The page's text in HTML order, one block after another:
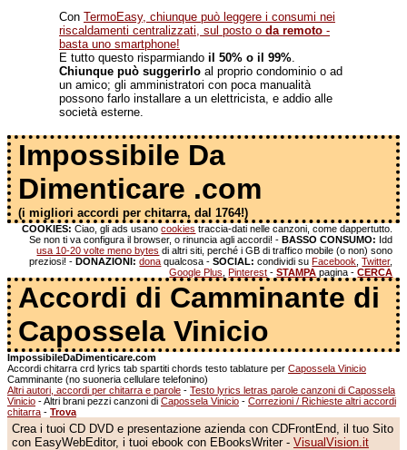
Con TermoEasy, chiunque può leggere i consumi nei
riscaldamenti centralizzati, sul posto o da remoto -
basta uno smartphone!
E tutto questo risparmiando il 50% o il 99%.
Chiunque può suggerirlo al proprio condominio o ad
un amico; gli amministratori con poca manualità
possono farlo installare a un elettricista, e addio alle
società esterne.
Impossibile Da
Dimenticare .com
(i migliori accordi per chitarra, dal 1764!)
COOKIES: Ciao, gli ads usanocookies traccia-dati nelle canzoni, come dappertutto.
Se non ti va configura il browser, o rinuncia agli accordi! -BASSO CONSUMO: Idd
usa 10-20 volte meno bytes di altri siti, perché i GB di traffico mobile (o non) sono
preziosi! -DONAZIONI: dona qualcosa -SOCIAL: condividi suFacebook ,Twitter,
Google Plus ,Pinterest -STAMPA pagina -CERCA
Accordi di Camminante di
Capossela Vinicio
ImpossibileDaDimenticare.com
Accordi chitarra crd lyrics tab spartiti chords testo tablature per Capossela Vinicio
Camminante (no suoneria cellulare telefonino)
Altri autori, accordi per chitarra e parole - Testo lyrics letras parole canzoni di Capossela
Vinicio - Altri brani pezzi canzoni di Capossela Vinicio - Correzioni / Richieste altri accordi
chitarra - Trova
Crea i tuoi CD DVD e presentazione azienda con CDFrontEnd, il tuo Sito
con EasyWebEditor, i tuoi ebook con EBooksWriter - VisualVision.it